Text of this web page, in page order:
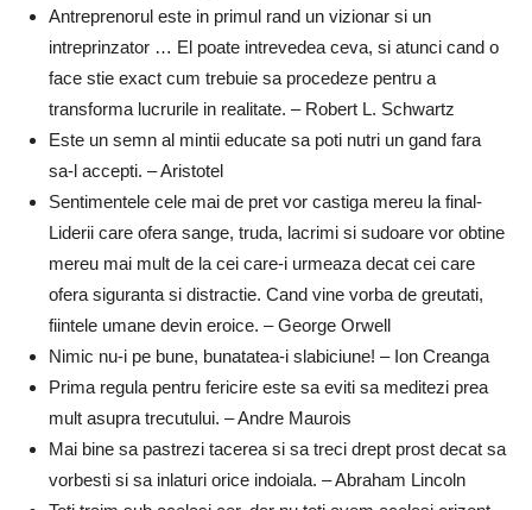
Antreprenorul este in primul rand un vizionar si un
intreprinzator … El poate intrevedea ceva, si atunci cand o
face stie exact cum trebuie sa procedeze pentru a
transforma lucrurile in realitate. – Robert L. Schwartz
Este un semn al mintii educate sa poti nutri un gand fara
sa-l accepti. – Aristotel
Sentimentele cele mai de pret vor castiga mereu la final-
Liderii care ofera sange, truda, lacrimi si sudoare vor obtine
mereu mai mult de la cei care-i urmeaza decat cei care
ofera siguranta si distractie. Cand vine vorba de greutati,
fiintele umane devin eroice. – George Orwell
Nimic nu-i pe bune, bunatatea-i slabiciune! – Ion Creanga
Prima regula pentru fericire este sa eviti sa meditezi prea
mult asupra trecutului. – Andre Maurois
Mai bine sa pastrezi tacerea si sa treci drept prost decat sa
vorbesti si sa inlaturi orice indoiala. – Abraham Lincoln